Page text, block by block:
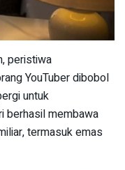
peristiwa
YouTuber dibobol
untuk
berhasil membawa
termasuk emas